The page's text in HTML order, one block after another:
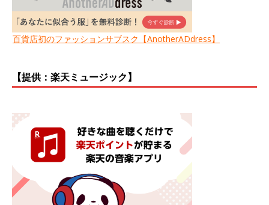
百貨店初のファッションサブスク【AnotherADdress】
【提供：楽天ミュージック】